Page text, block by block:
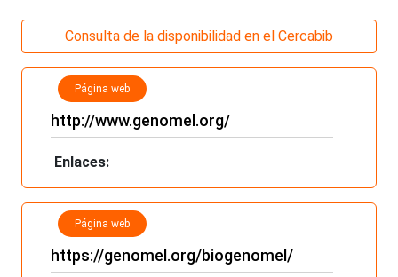
Consulta de la disponibilidad en el Cercabib
Página web
http://www.genomel.org/
Enlaces:
Página web
https://genomel.org/biogenomel/